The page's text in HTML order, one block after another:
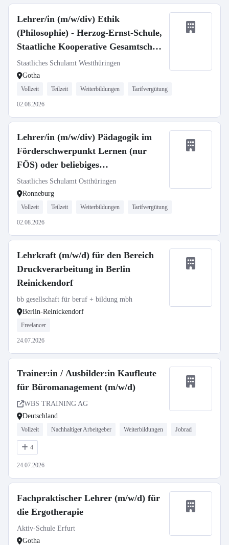
Lehrer/in (m/w/div) Ethik
(Philosophie) - Herzog-Ernst-Schule,
Staatliche Kooperative Gesamtschule
des Landkreises Gotha
Staatliches Schulamt Westthüringen
Gotha
Vollzeit Teilzeit Weiterbildungen Tarifvergütung
02.08.2026
Lehrer/in (m/w/div) Pädagogik im
Förderschwerpunkt Lernen (nur
FÖS) oder beliebiges
sonderpädagogisches Fach -
Staatliches regionales Förderzentrum
Ronneburg Förderschwerpunkt
Lernen
Staatliches Schulamt Ostthüringen
Ronneburg
Vollzeit Teilzeit Weiterbildungen Tarifvergütung
02.08.2026
Lehrkraft (m/w/d) für den Bereich
Druckverarbeitung in Berlin
Reinickendorf
bb gesellschaft für beruf + bildung mbh
Berlin-Reinickendorf
Freelancer
24.07.2026
Trainer:in / Ausbilder:in Kaufleute
für Büromanagement (m/w/d)
WBS TRAINING AG
Deutschland
Vollzeit Nachhaltiger Arbeitgeber Weiterbildungen Jobrad
4
24.07.2026
Fachpraktischer Lehrer (m/w/d) für
die Ergotherapie
Aktiv-Schule Erfurt
Gotha